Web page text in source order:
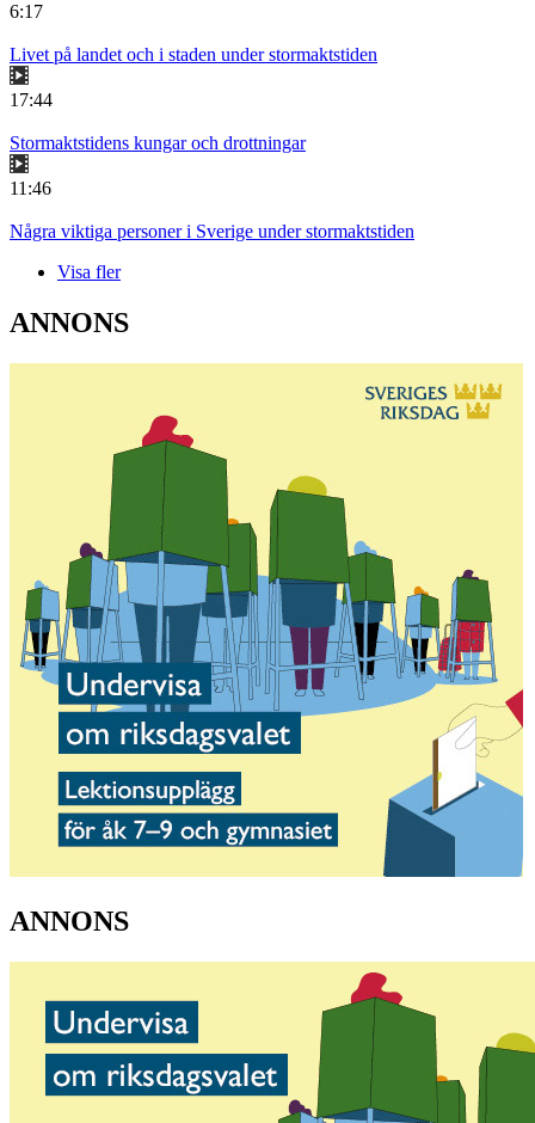
6:17
Livet på landet och i staden under stormaktstiden
17:44
Stormaktstidens kungar och drottningar
11:46
Några viktiga personer i Sverige under stormaktstiden
Visa fler
ANNONS
ANNONS